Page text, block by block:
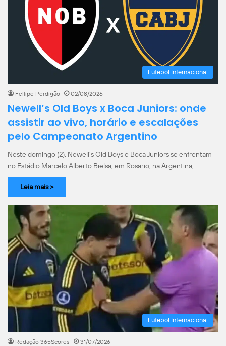
Futebol Internacional
Fellipe Perdigão 02/08/2026
Newell’s Old Boys x Boca Juniors: onde
assistir ao vivo, horário e escalações
pelo Campeonato Argentino
Neste domingo (2), Newell’s Old Boys e Boca Juniors se enfrentam
no Estádio Marcelo Alberto Bielsa, em Rosario, na Argentina,…
Leia mais >
Futebol Internacional
Redação 365Scores 31/07/2026